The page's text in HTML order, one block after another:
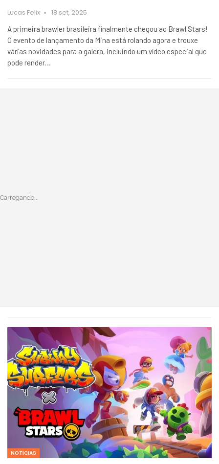
Lucas Felix 18 set, 2025
A primeira brawler brasileira finalmente chegou ao Brawl Stars!
O evento de lançamento da Mina está rolando agora e trouxe
várias novidades para a galera, incluindo um vídeo especial que
pode render…
Carregando...
NOTICIAS